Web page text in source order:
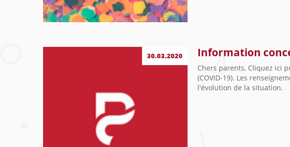
30.03.2020 Information
Chers parents, Cliquez ici
(COVID-19). Les
l'évolution de la situation.